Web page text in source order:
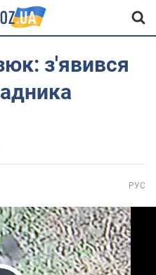
з'явився
РУС